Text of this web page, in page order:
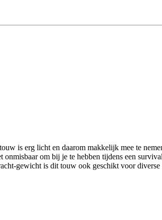
is erg licht en daarom makkelijk mee te
om bij je te hebben tijdens een
gewicht is dit touw ook geschikt voor diverse